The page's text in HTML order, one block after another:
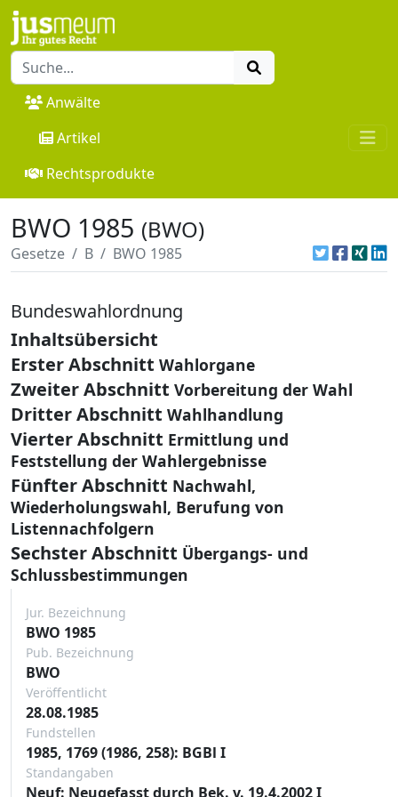
Anwälte
Artikel
Rechtsprodukte
BWO 1985 (BWO)
Gesetze B BWO 1985
Bundeswahlordnung
Inhaltsübersicht
Erster Abschnitt Wahlorgane
Zweiter Abschnitt Vorbereitung der Wahl
Dritter Abschnitt Wahlhandlung
Vierter Abschnitt Ermittlung und
Feststellung der Wahlergebnisse
Fünfter Abschnitt Nachwahl,
Wiederholungswahl, Berufung von
Listennachfolgern
Sechster Abschnitt Übergangs- und
Schlussbestimmungen
Jur. Bezeichnung
BWO 1985
Pub. Bezeichnung
BWO
Veröffentlicht
28.08.1985
Fundstellen
1985, 1769 (1986, 258): BGBl I
Standangaben
Neuf: Neugefasst durch Bek. v. 19.4.2002 I